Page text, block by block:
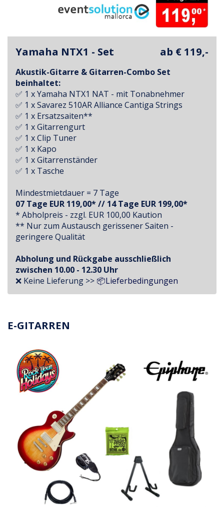
Yamaha NTX1 - Set ab € 119,-
Akustik-Gitarre & Gitarren-Combo Set
beinhaltet:
✅ 1 x Yamaha NTX1 NAT - mit Tonabnehmer
✅ 1 x Savarez 510AR Alliance Cantiga Strings
✅ 1 x Ersatzsaiten**
✅ 1 x Gitarrengurt
✅ 1 x Clip Tuner
✅ 1 x Kapo
✅ 1 x Gitarrenständer
✅ 1 x Tasche
Mindestmietdauer = 7 Tage
07 Tage EUR 119,00* // 14 Tage EUR 199,00*
* Abholpreis - zzgl. EUR 100,00 Kaution
** Nur zum Austausch gerissener Saiten -
geringere Qualität
Abholung und Rückgabe ausschließlich
zwischen 10.00 - 12.30 Uhr
❌ Keine Lieferung >> 📦Lieferbedingungen
E-GITARREN